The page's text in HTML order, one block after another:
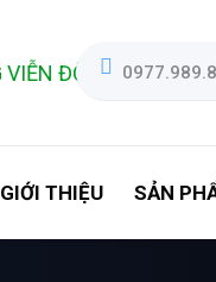
GIỚI THIỆU SẢN